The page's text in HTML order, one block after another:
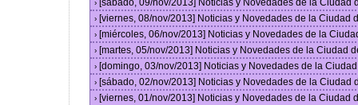
› [sábado, 09/nov/2013] Noticias y Novedades de la Ciudad
› [viernes, 08/nov/2013] Noticias y Novedades de la Ciudad
› [miércoles, 06/nov/2013] Noticias y Novedades de la
› [martes, 05/nov/2013] Noticias y Novedades de la Ciudad
› [domingo, 03/nov/2013] Noticias y Novedades de la
› [sábado, 02/nov/2013] Noticias y Novedades de la Ciudad
› [viernes, 01/nov/2013] Noticias y Novedades de la Ciudad